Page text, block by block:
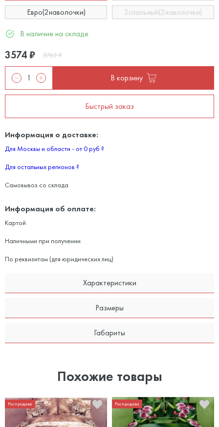
Евро(2наволочки)
2спальный(2наволочки)
В наличие на складе
3574₽ 3762₽
В корзину
Быстрый заказ
Информация о доставке:
Для Москвы и области - от 0 руб ?
Для остальных регионов ?
Самовывоз со склада
Информация об оплате:
Картой
Наличными при получении
По реквизитам (для юридических лиц)
Характеристики
Размеры
Габариты
Похожие товары
Распродажа Распродажа